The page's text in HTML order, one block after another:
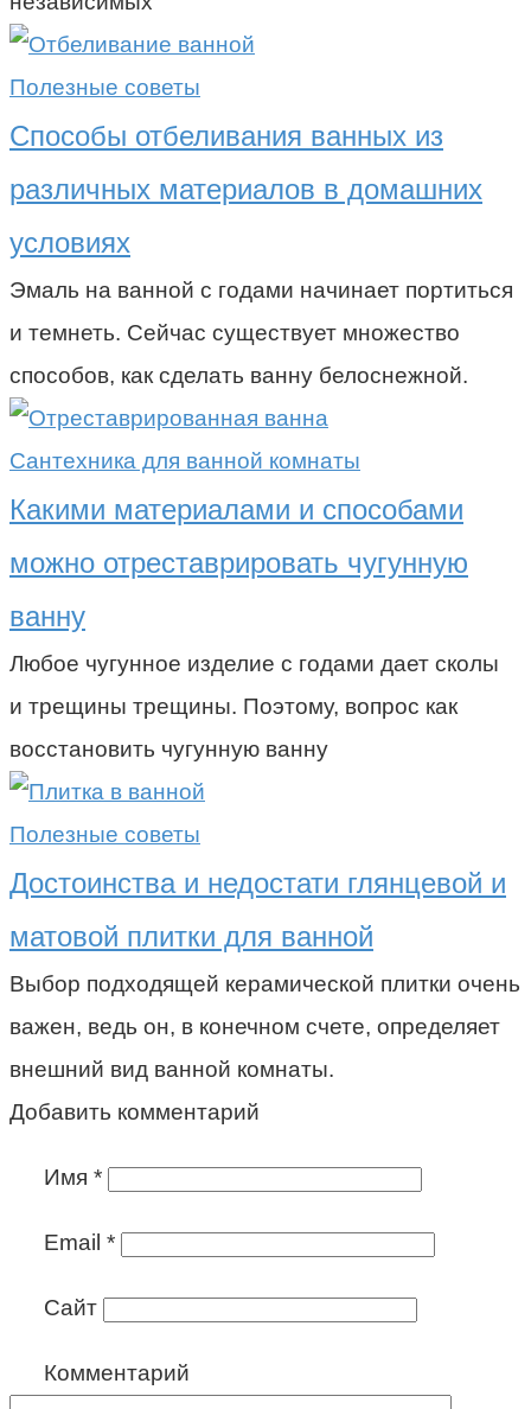
Полезные советы
Способы отбеливания ванных из
различных материалов в домашних
условиях
Эмаль на ванной с годами начинает портиться
и темнеть. Сейчас существует множество
способов, как сделать ванну белоснежной.
Сантехника для ванной комнаты
Какими материалами и способами
можно отреставрировать чугунную
ванну
Любое чугунное изделие с годами дает сколы
и трещины трещины. Поэтому, вопрос как
восстановить чугунную ванну
Полезные советы
Достоинства и недостати глянцевой и
матовой плитки для ванной
Выбор подходящей керамической плитки очень
важен, ведь он, в конечном счете, определяет
внешний вид ванной комнаты.
Добавить комментарий
Имя *
Email *
Сайт
Комментарий